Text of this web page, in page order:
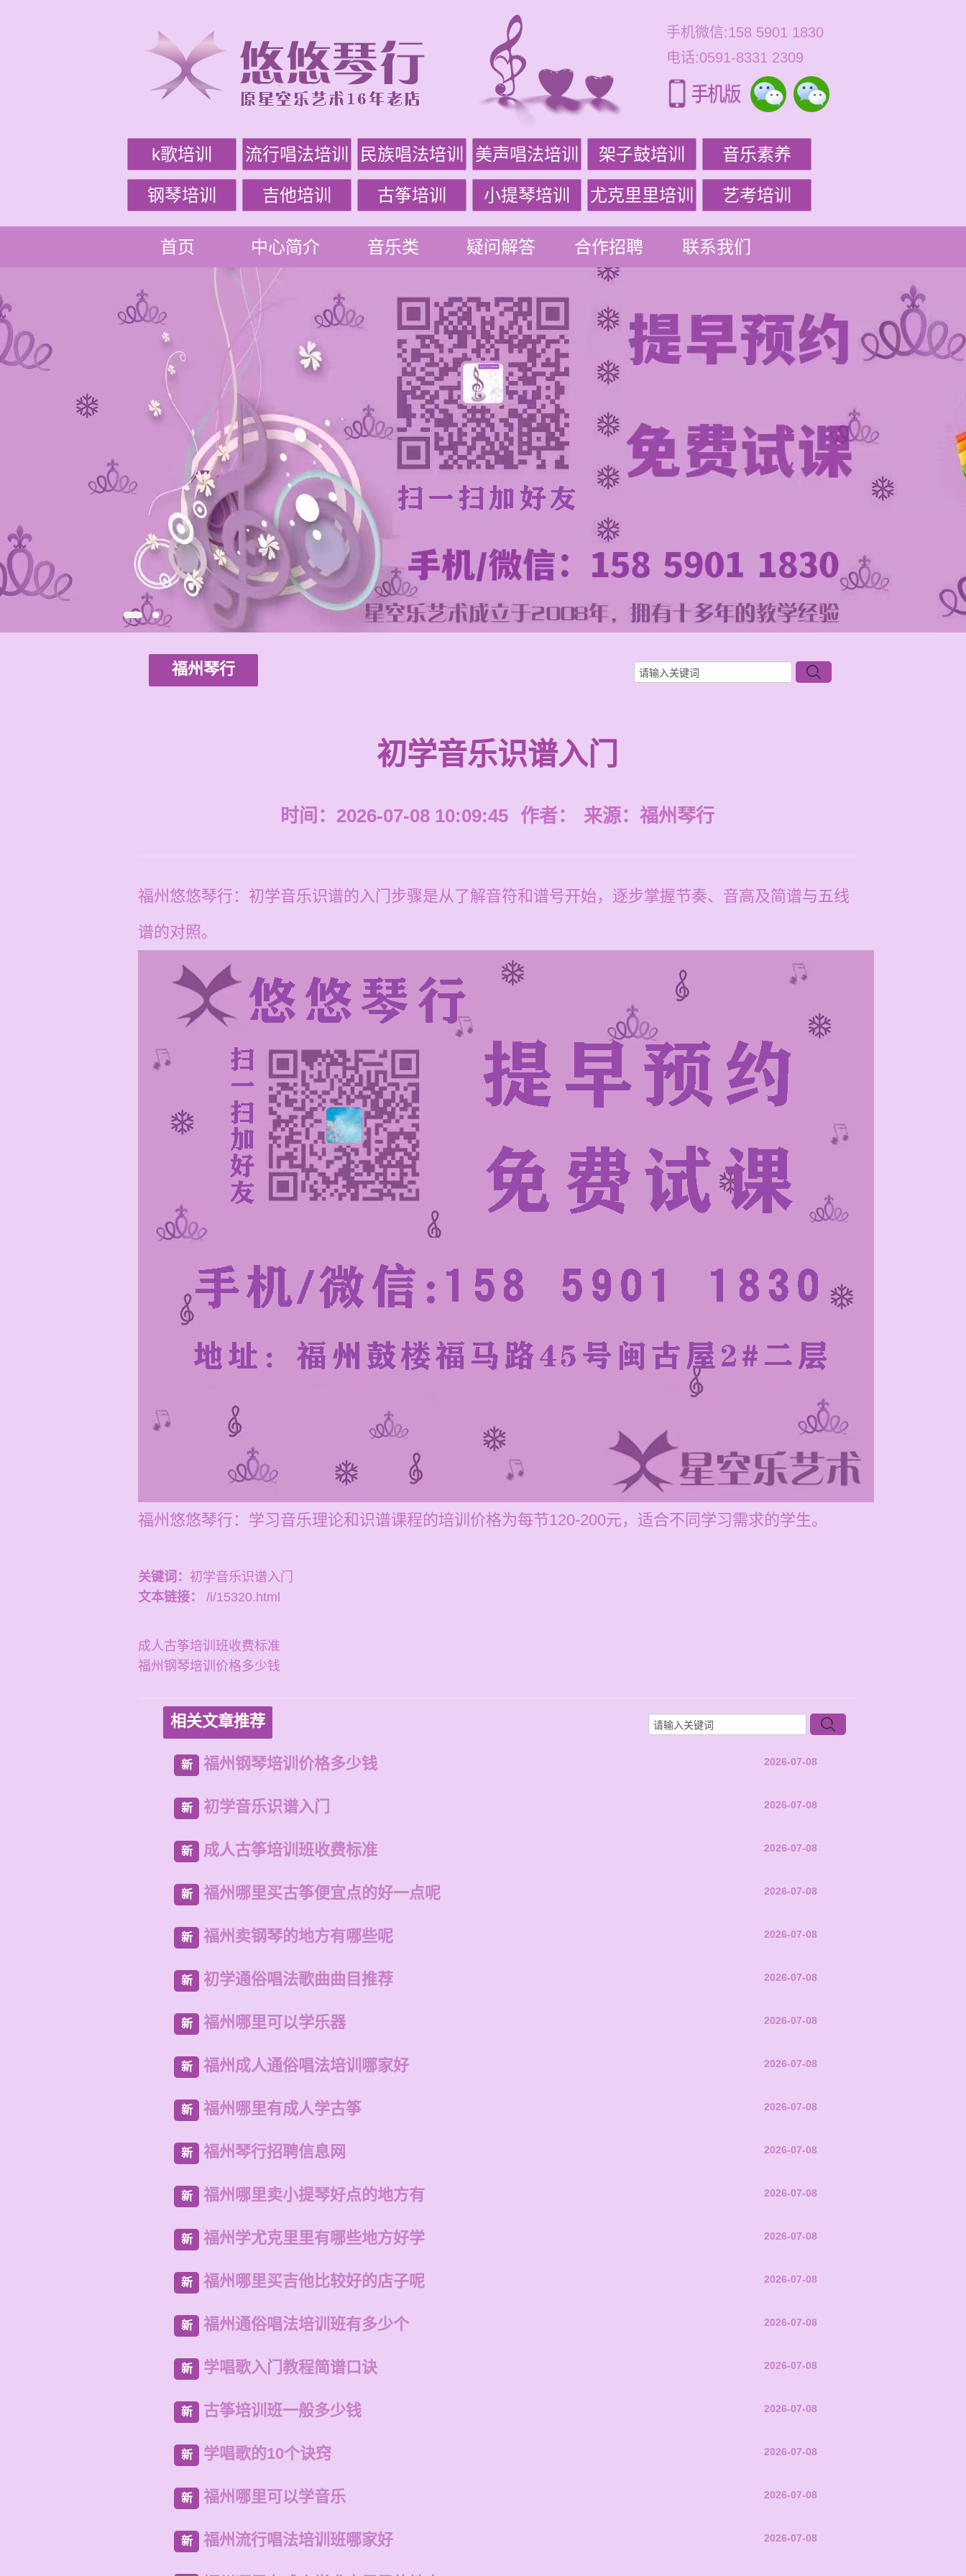
手机微信:158 5901 1830
电话:0591-8331 2309
k歌培训 流行唱法培训 民族唱法培训 美声唱法培训 架子鼓培训 音乐素养
钢琴培训 吉他培训 古筝培训 小提琴培训 尤克里里培训 艺考培训
首页 中心简介 音乐类 疑问解答 合作招聘 联系我们
福州琴行
初学音乐识谱入门
时间：2026-07-08 10:09:45 作者： 来源： 福州琴行
福州悠悠琴行：初学音乐识谱的入门步骤是从了解音符和谱号开始，逐步掌握节奏、音高及简谱与五线
谱的对照。
福州悠悠琴行：学习音乐理论和识谱课程的培训价格为每节120-200元，适合不同学习需求的学生。
关键词： 初学音乐识谱入门
文本链接：
/i/15320.html
成人古筝培训班收费标准
福州钢琴培训价格多少钱
相关文章推荐
新 福州钢琴培训价格多少钱 2026-07-08
新 初学音乐识谱入门 2026-07-08
新 成人古筝培训班收费标准 2026-07-08
新 福州哪里买古筝便宜点的好一点呢 2026-07-08
新 福州卖钢琴的地方有哪些呢 2026-07-08
新 初学通俗唱法歌曲曲目推荐 2026-07-08
新 福州哪里可以学乐器 2026-07-08
新 福州成人通俗唱法培训哪家好 2026-07-08
新 福州哪里有成人学古筝 2026-07-08
新 福州琴行招聘信息网 2026-07-08
新 福州哪里卖小提琴好点的地方有 2026-07-08
新 福州学尤克里里有哪些地方好学 2026-07-08
新 福州哪里买吉他比较好的店子呢 2026-07-08
新 福州通俗唱法培训班有多少个 2026-07-08
新 学唱歌入门教程简谱口诀 2026-07-08
新 古筝培训班一般多少钱 2026-07-08
新 学唱歌的10个诀窍 2026-07-08
新 福州哪里可以学音乐 2026-07-08
新 福州流行唱法培训班哪家好 2026-07-08